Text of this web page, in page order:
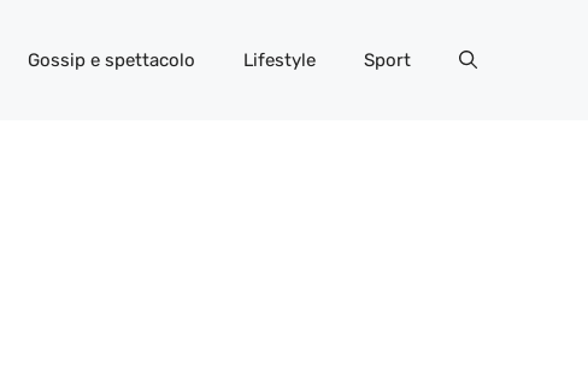
Gossip e spettacolo Lifestyle Sport